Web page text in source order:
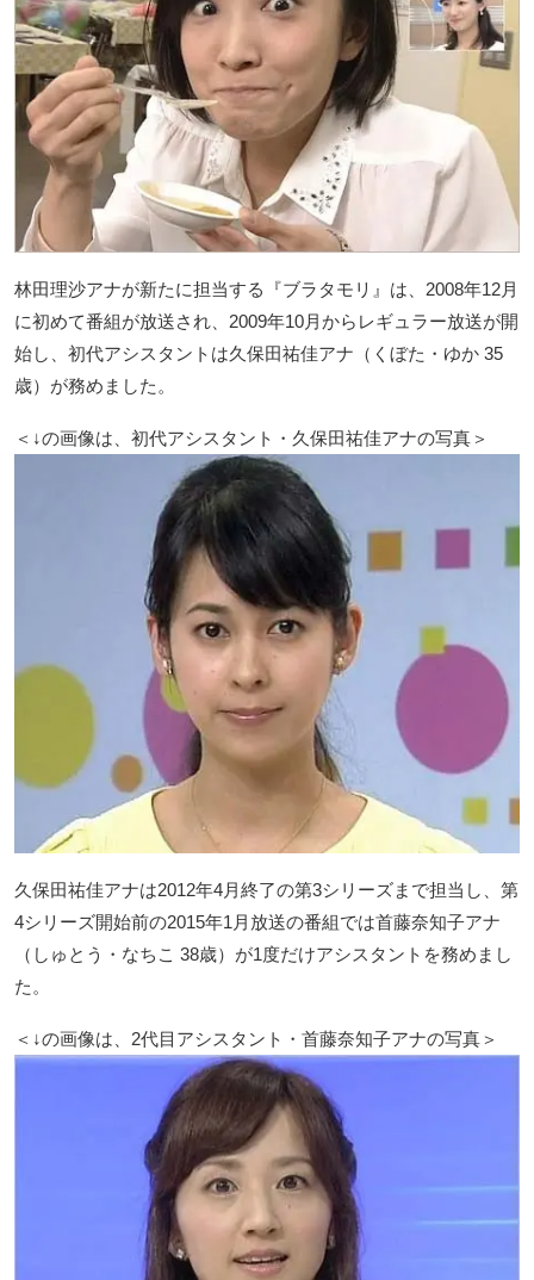
林田理沙アナが新たに担当する『ブラタモリ』は、2008年12月
に初めて番組が放送され、2009年10月からレギュラー放送が開
始し、初代アシスタントは久保田祐佳アナ（くぼた・ゆか 35
歳）が務めました。
＜↓の画像は、初代アシスタント・久保田祐佳アナの写真＞
久保田祐佳アナは2012年4月終了の第3シリーズまで担当し、第
4シリーズ開始前の2015年1月放送の番組では首藤奈知子アナ
（しゅとう・なちこ 38歳）が1度だけアシスタントを務めまし
た。
＜↓の画像は、2代目アシスタント・首藤奈知子アナの写真＞